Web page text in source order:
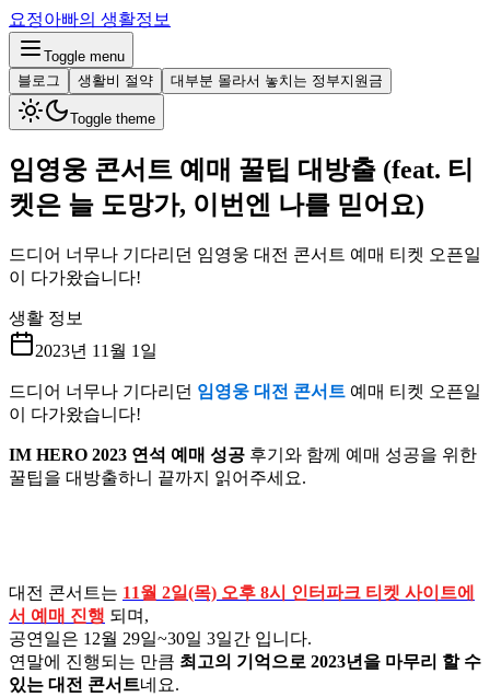
요정아빠의 생활정보
Toggle menu
블로그
생활비 절약 대부분 몰라서 놓치는 정부지원금
Toggle theme
임영웅 콘서트 예매 꿀팁 대방출 (feat. 티
켓은 늘 도망가, 이번엔 나를 믿어요)
드디어 너무나 기다리던 임영웅 대전 콘서트 예매 티켓 오픈일
이 다가왔습니다!
생활 정보
2023년 11월 1일
드디어 너무나 기다리던 임영웅 대전 콘서트 예매 티켓 오픈일
이 다가왔습니다!
IM HERO 2023 연석 예매 성공 후기와 함께 예매 성공을 위한
꿀팁을 대방출하니 끝까지 읽어주세요.
대전 콘서트는 11월 2일(목) 오후 8시 인터파크 티켓 사이트에
서 예매 진행 되며,
공연일은 12월 29일~30일 3일간 입니다.
연말에 진행되는 만큼 최고의 기억으로 2023년을 마무리 할 수
있는 대전 콘서트네요.